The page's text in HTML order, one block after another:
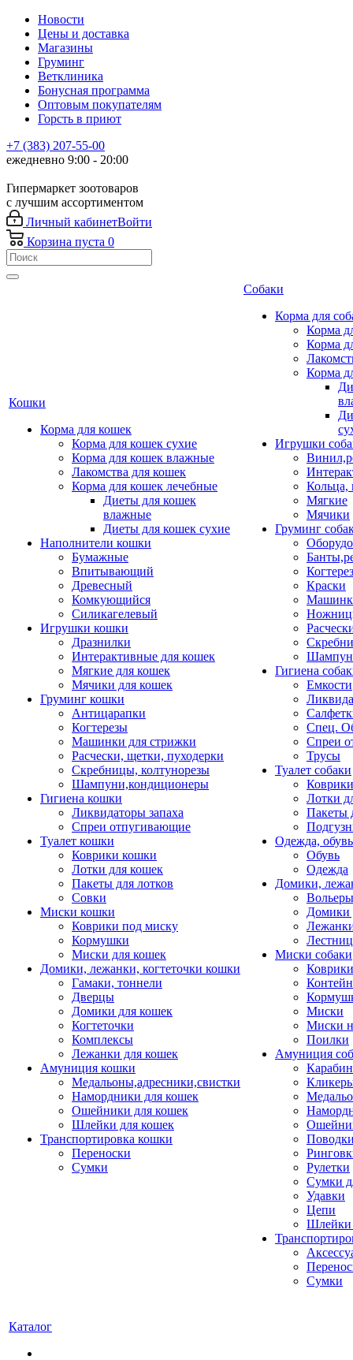
Новости
Цены и доставка
Магазины
Груминг
Ветклиника
Бонусная программа
Оптовым покупателям
Горсть в приют
+7 (383) 207-55-00
ежедневно 9:00 - 20:00
Гипермаркет зоотоваров
с лучшим ассортиментом
Личный кабинетВойти
Корзина пуста 0
Кошки
Корма для кошек
Корма для кошек сухие
Корма для кошек влажные
Лакомства для кошек
Корма для кошек лечебные
Диеты для кошек
влажные
Диеты для кошек сухие
Наполнители кошки
Бумажные
Впитывающий
Древесный
Комкующийся
Силикагелевый
Игрушки кошки
Дразнилки
Интерактивные для кошек
Мягкие для кошек
Мячики для кошек
Груминг кошки
Антицарапки
Когтерезы
Машинки для стрижки
Расчески, щетки, пуходерки
Скребницы, колтунорезы
Шампуни,кондиционеры
Гигиена кошки
Ликвидаторы запаха
Спреи отпугивающие
Туалет кошки
Коврики кошки
Лотки для кошек
Пакеты для лотков
Совки
Миски кошки
Коврики под миску
Кормушки
Миски для кошек
Домики, лежанки, когтеточки кошки
Гамаки, тоннели
Дверцы
Домики для кошек
Когтеточки
Комплексы
Лежанки для кошек
Амуниция кошки
Медальоны,адресники,свистки
Намордники для кошек
Ошейники для кошек
Шлейки для кошек
Транспортировка кошки
Переноски
Сумки
Собаки
Корма для
Корма
Корма
Корма
Игрушки
Кольца,
Мягкие
Мячики
Груминг
Краски
Гигиена
Емкости
Спец.
Спреи
Трусы
Туалет собаки
Коврики
Лотки
Пакеты
Одежда, обувь
Обувь
Одежда
Домики,
Домики
Миски собаки
Миски
Миски
Поилки
Амуниция
Рулетки
Сумки
Удавки
Цепи
Шлейки
Сумки
Каталог